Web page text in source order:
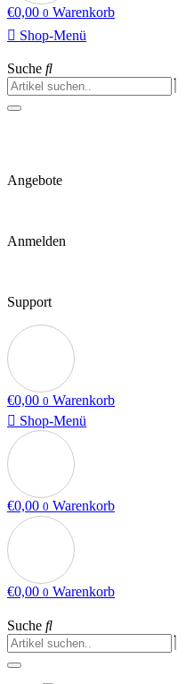
€0,00 0 Warenkorb
Shop-Menü
Suche
Angebote
Anmelden
Support
€0,00 0 Warenkorb
Shop-Menü
€0,00 0 Warenkorb
€0,00 0 Warenkorb
Suche